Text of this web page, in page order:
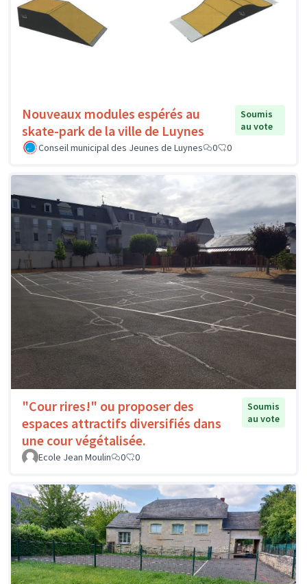
Nouveaux modules espérés au
skate-park de la ville de Luynes
Soumis
au vote
Conseil municipal des Jeunes de Luynes
0 0
"Cour rires!" ou proposer des
espaces attractifs diversifiés dans
une cour végétalisée.
Soumis
au vote
Ecole Jean Moulin 0 0